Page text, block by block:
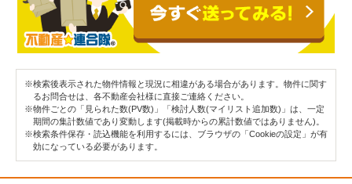
※検索後表示された物件情報と現況に相違がある場合があります。物件に関す
るお問合せは、各不動産会社様に直接ご連絡ください。
※物件ごとの「見られた数(PV数)」「検討人数(マイリスト追加数)」は、一定
期間の集計数値であり変動します(掲載時からの累計数値ではありません)。
※検索条件保存・読込機能を利用するには、ブラウザの「Cookieの設定」が有
効になっている必要があります。